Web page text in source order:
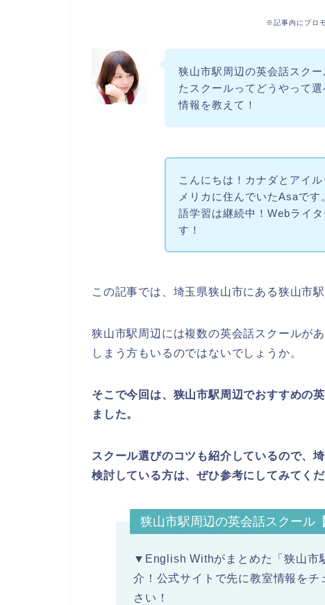
※記事内にプロ
狭山市駅周辺の英会話スク
たスクールってどうやって
情報を教えて！
こんにちは！カナダとアイ
メリカに住んでいたAsaで
語学習は継続中！Webライ
す！
この記事では、埼玉県狭山市にある狭山市
狭山市駅周辺には複数の英会話スクールが
しまう方もいるのではないでしょうか。
そこで今回は、狭山市駅周辺でおすすめの
ました。
スクール選びのコツも紹介しているので、
検討している方は、ぜひ参考にしてみてくだ
狭山市駅周辺の英会話スクール
▼English Withがまとめた「狭山市
介！公式サイトで先に教室情報を
さい！